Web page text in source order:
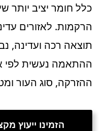
כלל חומר יציב
הרקמות. לאזורים
תוצאה רכה ועדינה,
ההתאמה נעשית לפי
ההזרקה, סוג העור
הזמינו ייעוץ